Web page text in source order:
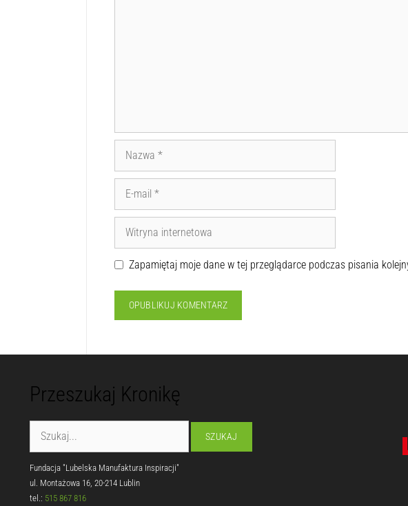
Zapamiętaj moje dane w tej przeglądarce podczas pisania
Przeszukaj Kronikę
Fundacja "Lubelska Manufaktura Inspiracji"
ul. Montażowa 16, 20-214 Lublin
tel.: 515 867 816